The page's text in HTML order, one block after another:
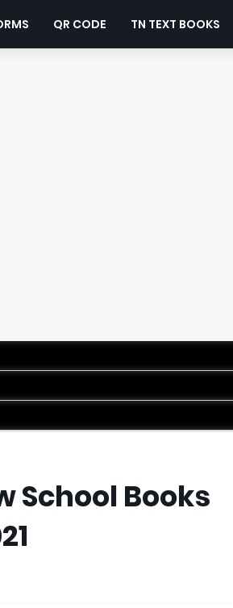
QR CODE TN TEXT BOOKS
School Books